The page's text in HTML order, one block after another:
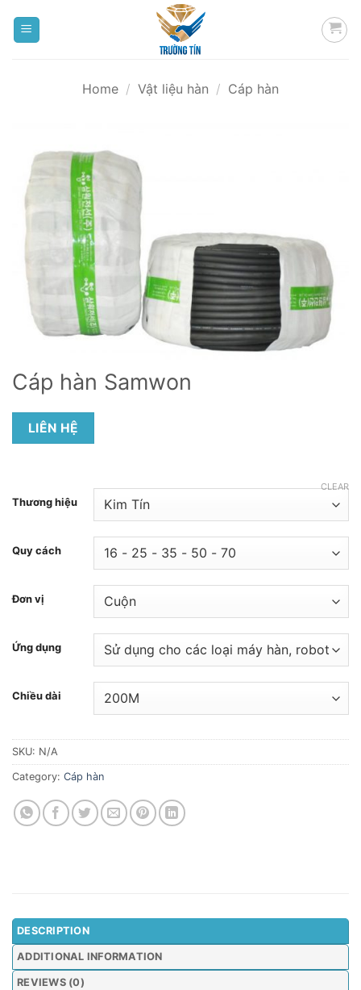
qua
Home / Vật liệu hàn / Cáp hàn
Cáp hàn Samwon
LIÊN HỆ
Thương hiệu
Quy cách
Đơn vị
Ứng dụng
Chiều dài
CLEAR
SKU: N/A
Category: Cáp hàn
DESCRIPTION
ADDITIONAL INFORMATION
REVIEWS (0)